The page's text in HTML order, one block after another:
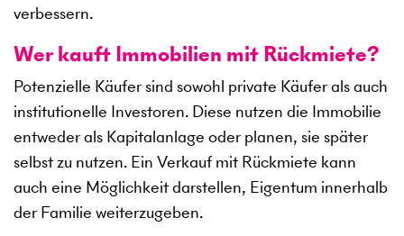
verbessern.
Wer kauft Immobilien mit Rückmiete?
Potenzielle Käufer sind sowohl private Käufer als auch
institutionelle Investoren. Diese nutzen die Immobilie
entweder als Kapitalanlage oder planen, sie später
selbst zu nutzen. Ein Verkauf mit Rückmiete kann
auch eine Möglichkeit darstellen, Eigentum innerhalb
der Familie weiterzugeben.